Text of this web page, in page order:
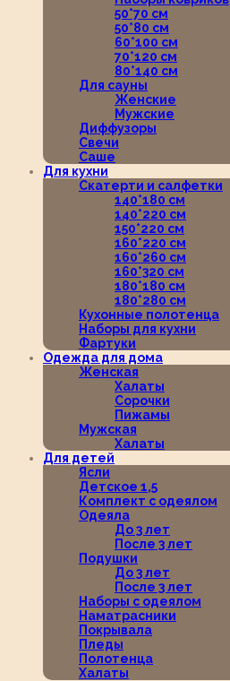
50*70 см
50*80 см
60*100 см
70*120 см
80*140 см
Для сауны
Женские
Мужские
Диффузоры
Свечи
Саше
Для кухни
Скатерти и салфетки
140*180 см
140*220 см
150*220 см
160*220 см
160*260 см
160*320 см
180*180 см
180*280 см
Кухонные полотенца
Наборы для кухни
Фартуки
Одежда для дома
Женская
Халаты
Сорочки
Пижамы
Мужская
Халаты
Для детей
Ясли
Детское 1,5
Комплект с одеялом
Одеяла
До 3 лет
После 3 лет
Подушки
До 3 лет
После 3 лет
Наборы с одеялом
Наматрасники
Покрывала
Пледы
Полотенца
Халаты